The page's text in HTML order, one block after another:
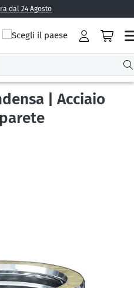
dal 24 Agosto
| Acciaio